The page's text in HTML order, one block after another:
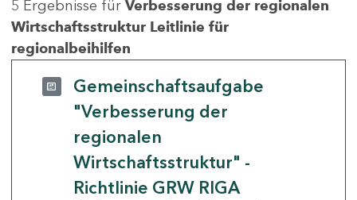
5 Ergebnisse für Verbesserung der regionalen
Wirtschaftsstruktur Leitlinie für
regionalbeihilfen
Gemeinschaftsaufgabe
"Verbesserung der
regionalen
Wirtschaftsstruktur" -
Richtlinie GRW RIGA